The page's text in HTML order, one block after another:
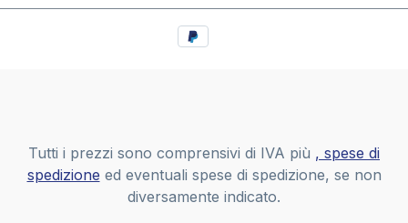
Tutti i prezzi sono comprensivi di IVA più , spese di
spedizione ed eventuali spese di spedizione, se non
diversamente indicato.